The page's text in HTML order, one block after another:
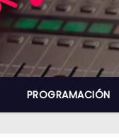
PROGRAMACIÓN